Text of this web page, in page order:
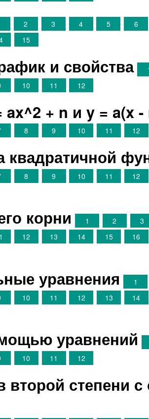
2 3 4 5 6
15
и свойства
10 11 12
+ n и y = a(x -
8 9 10 11 12
квадратичной
8 9 10 11 12
корни 1 2 3
12 13 14 15 16
уравнения 1
10 11 12 13 14
уравнений
10 11 12
второй степени